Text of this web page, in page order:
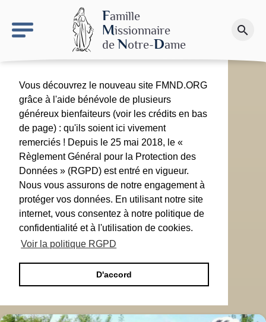
Famille
Missionnaire
de Notre-Dame
search
Faire un don
Vous découvrez le nouveau site FMND.ORG
grâce à l'aide bénévole de plusieurs
généreux bienfaiteurs (voir les crédits en bas
de page) : qu'ils soient ici vivement
remerciés ! Depuis le 25 mai 2018, le «
Règlement Général pour la Protection des
Données » (RGPD) est entré en vigueur.
Nous vous assurons de notre engagement à
protéger vos données. En utilisant notre site
internet, vous consentez à notre politique de
confidentialité et à l'utilisation de cookies.
Voir la politique RGPD
D'accord